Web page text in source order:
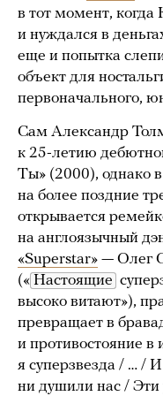
в тот момент,
и нуждался в
еще и попытка
объект для
первоначального,
Сам Александр
к 25-летию
Ты» (2000), однако
на более поздние
открывается
на англоязычный
«Superstar» — Олег
(« Настоящие
высоко витают»),
превращает в
и противостояние в
я суперзвезда / … /
ни душили нас / Эти